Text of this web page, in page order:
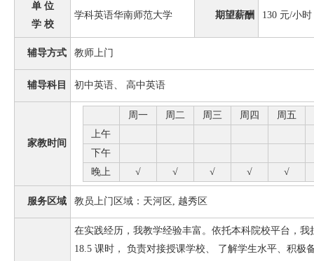
单 位
学 校
学科英语华南师范大学 期望薪酬 130 元/小时
辅导方式 教师上门
辅导科目 初中英语、 高中英语
家教时间
周一 周二 周三 周四 周五
上午
下午
晚上
√ √ √ √ √
服务区域 教员上门区域：天河区, 越秀区
在实践经历，我教学经验丰富。依托本科院校平台，
18.5 课时， 负责对接授课学校、 了解学生水平、积极